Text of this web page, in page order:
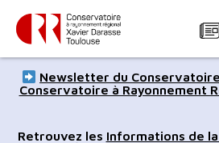
Panneau de gestion des cookies
Aller
au
principal
à
navigation
à
Newsletter du
Conservatoire à Rayonnement
Retrouvez les Informations de